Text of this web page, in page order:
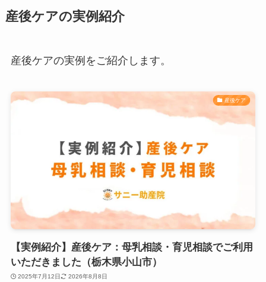
産後ケアの実例紹介
産後ケアの実例をご紹介します。
産後ケア
【実例紹介】産後ケア：母乳相談・育児相談でご利用
いただきました（栃木県小山市）
2025年7月12日 2026年8月8日